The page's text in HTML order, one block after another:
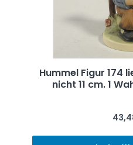
Hummel Figur 174
nicht 11 cm. 1